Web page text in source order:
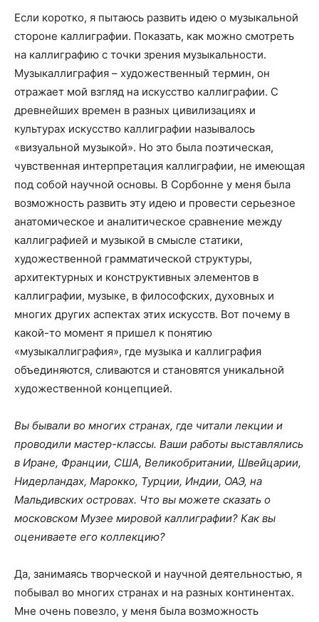
Если коротко, я пытаюсь развить идею о музыкальной
стороне каллиграфии. Показать, как можно смотреть
на каллиграфию с точки зрения музыкальности.
Музыкаллиграфия – художественный термин, он
отражает мой взгляд на искусство каллиграфии. С
древнейших времен в разных цивилизациях и
культурах искусство каллиграфии называлось
«визуальной музыкой». Но это была поэтическая,
чувственная интерпретация каллиграфии, не имеющая
под собой научной основы. В Сорбонне у меня была
возможность развить эту идею и провести серьезное
анатомическое и аналитическое сравнение между
каллиграфией и музыкой в смысле статики,
художественной грамматической структуры,
архитектурных и конструктивных элементов в
каллиграфии, музыке, в философских, духовных и
многих других аспектах этих искусств. Вот почему в
какой-то момент я пришел к понятию
«музыкаллиграфия», где музыка и каллиграфия
объединяются, сливаются и становятся уникальной
художественной концепцией.
Вы бывали во многих странах, где читали лекции и
проводили мастер-классы. Ваши работы выставлялись
в Иране, Франции, США, Великобритании, Швейцарии,
Нидерландах, Марокко, Турции, Индии, ОАЭ, на
Мальдивских островах. Что вы можете сказать о
московском Музее мировой каллиграфии? Как вы
оцениваете его коллекцию?
Да, занимаясь творческой и научной деятельностью, я
побывал во многих странах и на разных континентах.
Мне очень повезло, у меня была возможность